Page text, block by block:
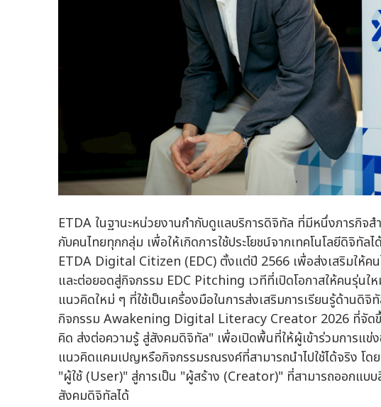
ETDA ในฐานะหน่วยงานกำกับดูแลบริการดิจิทัล ที่มีหนึ่งภารกิจ
กับคนไทยทุกกลุ่ม เพื่อให้เกิดการใช้ประโยชน์จากเทคโนโลยีดิจิทัล
ETDA Digital Citizen (EDC) ตั้งแต่ปี 2566 เพื่อส่งเสริมให้ค
และต่อยอดสู่กิจกรรม EDC Pitching เวทีที่เปิดโอกาสให้คนรุ่น
แนวคิดใหม่ ๆ ที่ใช้เป็นเครื่องมือในการส่งเสริมการเรียนรู้ด้านดิ
กิจกรรม Awakening Digital Literacy Creator 2026 ที่จัด
คิด ส่งต่อความรู้ สู่สังคมดิจิทัล" เพื่อเปิดพื้นที่ให้ผู้เข้าร่วมการแ
แนวคิดแคมเปญหรือกิจกรรมรณรงค์ที่สามารถนำไปใช้ได้จริง โด
"ผู้ใช้ (User)" สู่การเป็น "ผู้สร้าง (Creator)" ที่สามารถออกแบ
สังคมดิจิทัลได้